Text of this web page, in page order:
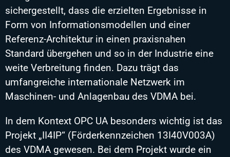
sichergestellt, dass die erzielten Ergebnisse in
Form von Informationsmodellen und einer
Referenz-Architektur in einen praxisnahen
Standard übergehen und so in der Industrie eine
weite Verbreitung finden. Dazu trägt das
umfangreiche internationale Netzwerk im
Maschinen- und Anlagenbau des VDMA bei.
In dem Kontext OPC UA besonders wichtig ist das
Projekt „II4IP“ (Förderkennzeichen 13I40V003A)
des VDMA gewesen. Bei dem Projekt wurde ein